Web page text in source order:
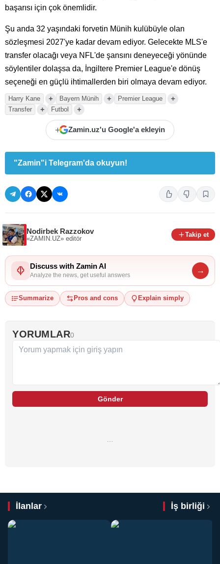
başarısı için çok önemlidir.
Şu anda 32 yaşındaki forvetin Münih kulübüyle olan
sözleşmesi 2027'ye kadar devam ediyor. Gelecekte MLS'e
transfer olacağı veya NFL'de şansını deneyeceği yönünde
söylentiler dolaşsa da, İngiltere Premier League'e dönüş
seçeneği en güçlü ihtimallerden biri olmaya devam ediyor.
Harry Kane + Bayern Münih + Premier League +
Transfer + Futbol +
+ Zamin.uz'u Google'a ekleyin
"Zamin"i Telegram'da okuyun!
Nodirbek Razzokov
«ZAMIN.UZ» editör
Takip et
Discuss with Zamin AI
Analyze the news, get useful answers
→
Summarize Pros and cons Explain simply
YORUMLAR0
Gönder
İlanlar İş birliği